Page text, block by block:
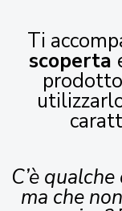
Ti
scoperta
C’è
ma che